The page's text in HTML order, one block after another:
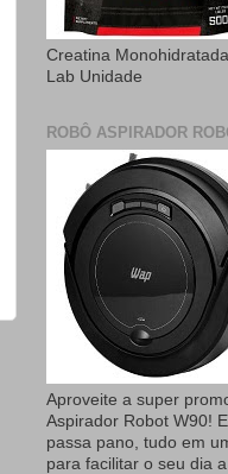
Creatina
Lab Unidade
ROBÔ ASPIRADOR
Aproveite a super
Aspirador Robot W90!
passa pano, tudo em
para facilitar o seu dia a